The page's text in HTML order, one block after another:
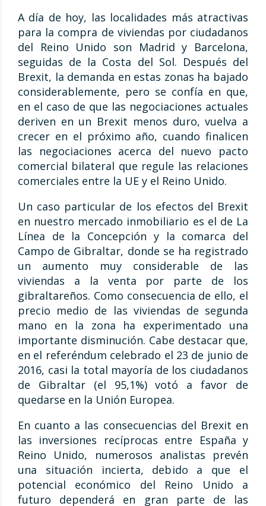
A día de hoy, las localidades más atractivas
para la compra de viviendas por ciudadanos
del Reino Unido son Madrid y Barcelona,
seguidas de la Costa del Sol. Después del
Brexit, la demanda en estas zonas ha bajado
considerablemente, pero se confía en que,
en el caso de que las negociaciones actuales
deriven en un Brexit menos duro, vuelva a
crecer en el próximo año, cuando finalicen
las negociaciones acerca del nuevo pacto
comercial bilateral que regule las relaciones
comerciales entre la UE y el Reino Unido.
Un caso particular de los efectos del Brexit
en nuestro mercado inmobiliario es el de La
Línea de la Concepción y la comarca del
Campo de Gibraltar, donde se ha registrado
un aumento muy considerable de las
viviendas a la venta por parte de los
gibraltareños. Como consecuencia de ello, el
precio medio de las viviendas de segunda
mano en la zona ha experimentado una
importante disminución. Cabe destacar que,
en el referéndum celebrado el 23 de junio de
2016, casi la total mayoría de los ciudadanos
de Gibraltar (el 95,1%) votó a favor de
quedarse en la Unión Europea.
En cuanto a las consecuencias del Brexit en
las inversiones recíprocas entre España y
Reino Unido, numerosos analistas prevén
una situación incierta, debido a que el
potencial económico del Reino Unido a
futuro dependerá en gran parte de las